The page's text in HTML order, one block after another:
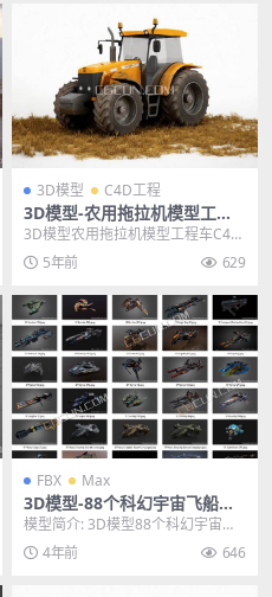
3D模型 C4D工程
3D模型-农用拖拉机模型工程
车C4D工程模型FBX模型
3D模型农用拖拉机模型工程车C4D
工程模型FBX模型 其他推荐: 3D模
型-收割...
5年前 629
FBX Max
3D模型-88个科幻宇宙飞船模
型飞行器外星战舰模型FBX M
AX
模型简介: 3D模型88个科幻宇宙飞
船模型飞行器外星战舰模型FBX MA
X，《8...
4年前 646